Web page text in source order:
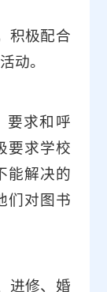
积极配合
动。
要求和呼
要求学校
能解决的
们对图书
进修、婚